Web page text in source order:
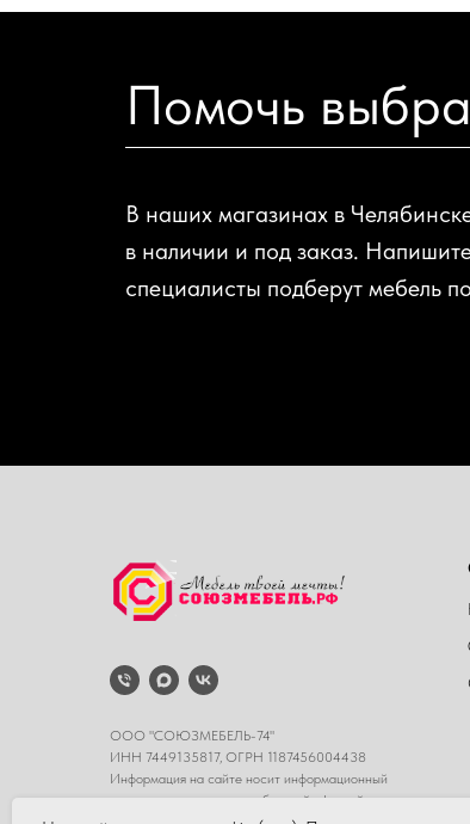
Помочь
В наших магазинах в
в наличии и под заказ.
специалисты подберут мебель
ООО "СОЮЗМЕБЕЛЬ-74"
ИНН 7449135817, ОГРН 1187456004438
Информация на сайте носит информационный
характер и не является публичной офертой.